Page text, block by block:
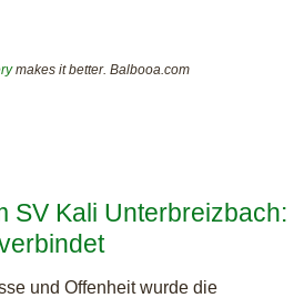
makes it better. Balbooa.com
SV Kali Unterbreizbach:
und Offenheit wurde die